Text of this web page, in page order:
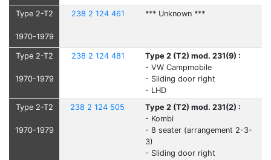
Type 2-T2
1970-1979
238 2 124 461 *** Unknown ***
Type 2-T2
1970-1979
238 2 124 481
Type 2 (T2) mod. 231(9) :
- VW Campmobile
- Sliding door right
- LHD
Type 2-T2
1970-1979
238 2 124 505
Type 2 (T2) mod. 231(2) :
- Kombi
- 8 seater (arrangement 2-3-
3)
- Sliding door right